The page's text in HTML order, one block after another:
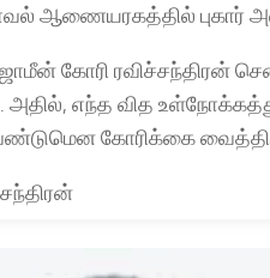
ஆணையரகத்தில் புகார்
கோரி ரவிச்சந்திரன்
அதில், எந்த வித
கோரிக்கை